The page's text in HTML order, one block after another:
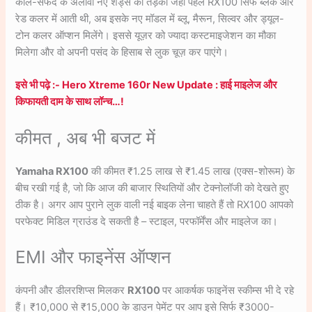
रेड कलर में आती थी, अब इसके नए मॉडल में ब्लू, मैरून, सिल्वर और ड्यूल-
टोन कलर ऑप्शन मिलेंगे। इससे यूज़र को ज्यादा कस्टमाइजेशन का मौका
मिलेगा और वो अपनी पसंद के हिसाब से लुक चूज़ कर पाएंगे।
इसे भी पढ़े :- Hero Xtreme 160r New Update : हाई माइलेज और
किफायती दाम के साथ लॉन्च…!
कीमत , अब भी बजट में
Yamaha RX100 की कीमत ₹1.25 लाख से ₹1.45 लाख (एक्स-शोरूम) के
बीच रखी गई है, जो कि आज की बाजार स्थितियों और टेक्नोलॉजी को देखते हुए
ठीक है। अगर आप पुराने लुक वाली नई बाइक लेना चाहते हैं तो RX100 आपको
परफेक्ट मिडिल ग्राउंड दे सकती है – स्टाइल, परफॉर्मेंस और माइलेज का।
EMI और फाइनेंस ऑप्शन
कंपनी और डीलरशिप्स मिलकर RX100पर आकर्षक फाइनेंस स्कीम्स भी दे रहे
हैं। ₹10,000 से ₹15,000 के डाउन पेमेंट पर आप इसे सिर्फ ₹3000-